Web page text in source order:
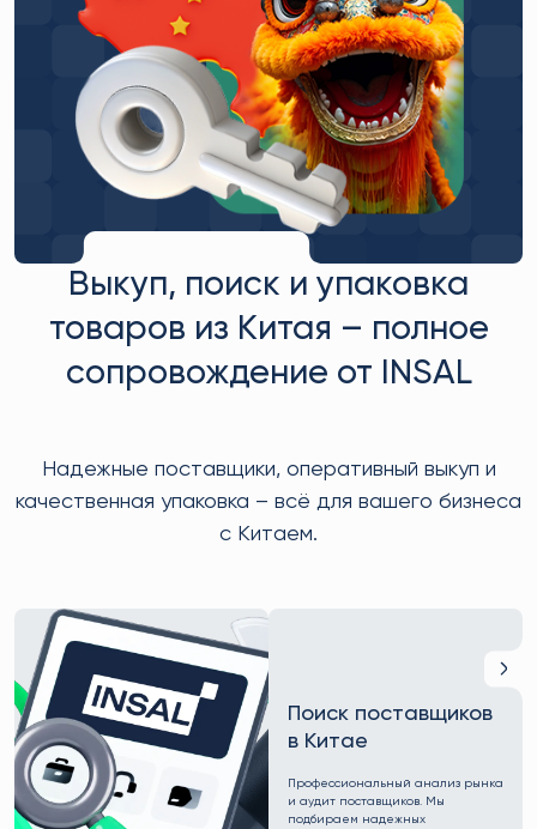
Выкуп, поиск и упаковка
товаров из Китая – полное
сопровождение от INSAL
Надежные поставщики, оперативный выкуп и
качественная упаковка – всё для вашего бизнеса
с Китаем.
Поиск поставщиков
в Китае
Профессиональный анализ рынка
и аудит поставщиков. Мы
подбираем надежных